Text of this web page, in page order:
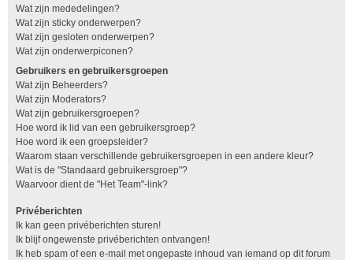
Wat zijn mededelingen?
Wat zijn sticky onderwerpen?
Wat zijn gesloten onderwerpen?
Wat zijn onderwerpiconen?
Gebruikers en gebruikersgroepen
Wat zijn Beheerders?
Wat zijn Moderators?
Wat zijn gebruikersgroepen?
Hoe word ik lid van een gebruikersgroep?
Hoe word ik een groepsleider?
Waarom staan verschillende gebruikersgroepen in een andere kleur?
Wat is de "Standaard gebruikersgroep"?
Waarvoor dient de "Het Team"-link?
Privéberichten
Ik kan geen privéberichten sturen!
Ik blijf ongewenste privéberichten ontvangen!
Ik heb spam of een e-mail met ongepaste inhoud van iemand op dit forum